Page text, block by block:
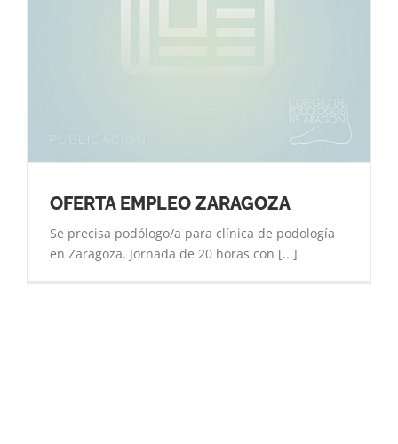
OFERTA EMPLEO ZARAGOZA
Se precisa podólogo/a para clínica de podología
en Zaragoza. Jornada de 20 horas con [...]